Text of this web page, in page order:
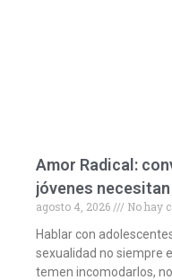
Amor Radical:
jóvenes
agosto 4, 2026
No hay
Hablar con
sexualidad no siempre
temen incomodarlos,